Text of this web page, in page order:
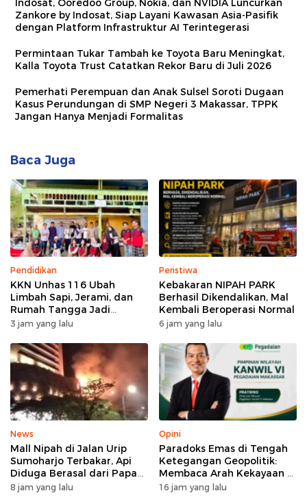
Indosat, Ooredoo Group, Nokia, dan NVIDIA Luncurkan
Zankore by Indosat, Siap Layani Kawasan Asia-Pasifik
dengan Platform Infrastruktur AI Terintegerasi
Permintaan Tukar Tambah ke Toyota Baru Meningkat,
Kalla Toyota Trust Catatkan Rekor Baru di Juli 2026
Pemerhati Perempuan dan Anak Sulsel Soroti Dugaan
Kasus Perundungan di SMP Negeri 3 Makassar, TPPK
Jangan Hanya Menjadi Formalitas
Baca Juga
Pendidikan
KKN Unhas 116 Ubah
Limbah Sapi, Jerami, dan
Rumah Tangga Jadi
Kompos di Bonto Tallasa
3 jam yang lalu
Peristiwa
Kebakaran NIPAH PARK
Berhasil Dikendalikan, Mal
Kembali Beroperasi Normal
6 jam yang lalu
News
Mall Nipah di Jalan Urip
Sumoharjo Terbakar, Api
Diduga Berasal dari Papan
Reklame
8 jam yang lalu
Opini
Paradoks Emas di Tengah
Ketegangan Geopolitik:
Membaca Arah Kekayaan di
Era Turbulensi
16 jam yang lalu